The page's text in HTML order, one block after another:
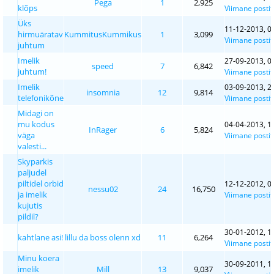
klõps
Pega 1 2,925
Viimane
Üks
hirmuäratav
juhtum
KummitusKummikus 1 3,099
11-12-2013,
Viimane
Imelik
juhtum!
speed 7 6,842
27-09-2013,
Viimane
Imelik
telefonikõne
insomnia 12 9,814
03-09-2013,
Viimane
Midagi on
mu kodus
väga
valesti...
InRager 6 5,824
04-04-2013,
Viimane
Skyparkis
paljudel
piltidel orbid
ja imelik
kujutis
pildil?
nessu02 24 16,750
12-12-2012,
Viimane
kahtlane asi! lillu da boss olenn xd 11 6,264
30-01-2012,
Viimane
Minu koera
imelik
Mill 13 9,037
30-09-2011,